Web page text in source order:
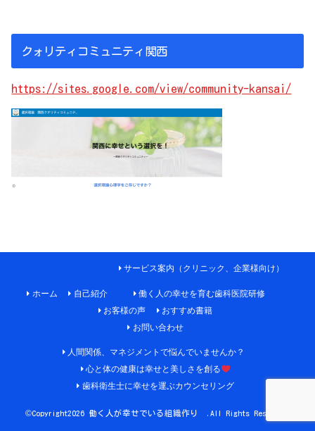
クォリティコミュニティ関西
https://sites.google.com/view/community-kansai/
ホーム 自己紹介
サービス案内（クリニック、企業様向け）
働く人の幸せを育む歯科医院研修
お客様の声
おすすめ書籍
お問い合わせ
人間関係、マネジメントで悩んでいませんか？
心と体の健康は幸せと美しさを創る
歯科衛生士に幸せを運ぶカウンセリング
©Copyright2026 働く人が幸せでいる組織作り .All Rights Reserved.